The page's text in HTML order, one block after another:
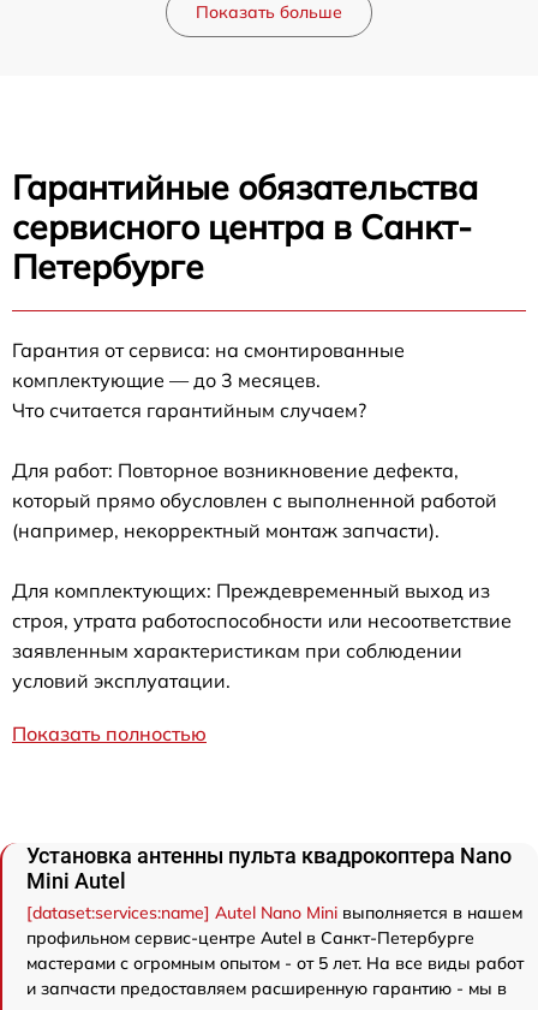
Показать больше
Гарантийные обязательства
сервисного центра в Санкт-
Петербурге
Гарантия от сервиса: на смонтированные
комплектующие — до 3 месяцев.
Что считается гарантийным случаем?
Для работ: Повторное возникновение дефекта,
который прямо обусловлен с выполненной работой
(например, некорректный монтаж запчасти).
Для комплектующих: Преждевременный выход из
строя, утрата работоспособности или несоответствие
заявленным характеристикам при соблюдении
условий эксплуатации.
Показать полностью
Установка антенны пульта квадрокоптера Nano
Mini Autel
[dataset:services:name] Autel Nano Mini выполняется в нашем
профильном сервис-центре Autel в Санкт-Петербурге
мастерами с огромным опытом - от 5 лет. На все виды работ
и запчасти предоставляем расширенную гарантию - мы в